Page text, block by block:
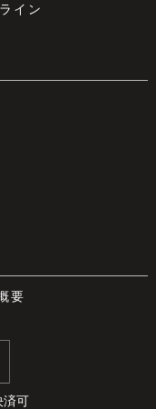
イン
要
済可